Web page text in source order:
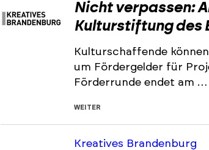
Nicht verpassen:
Kulturstiftung des
Kulturschaffende
um Fördergelder für
Förderrunde endet am …
WEITER
Kreatives Brandenburg